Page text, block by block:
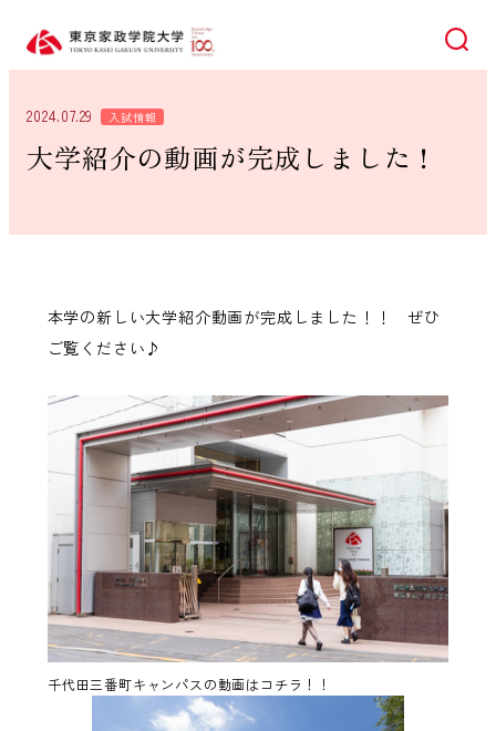
検索
2024.07.29 入試情報
大学紹介の動画が完成しました！
本学の新しい大学紹介動画が完成しました！！ ぜひ
ご覧ください♪
千代田三番町キャンパスの動画はコチラ！！